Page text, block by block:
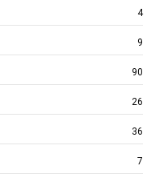
4
9
90
26
36
7